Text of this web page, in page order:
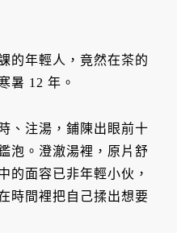
的年輕人，竟然在茶的
暑 12 年。
、注湯，鋪陳出眼前十
泡。澄澈湯裡，原片舒
的面容已非年輕小伙，
時間裡把自己揉出想要